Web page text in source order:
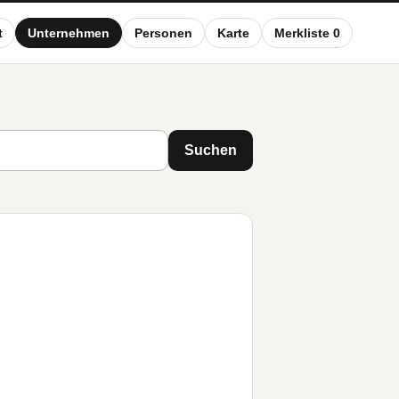
Unternehmen Personen Karte Merkliste 0
Suchen